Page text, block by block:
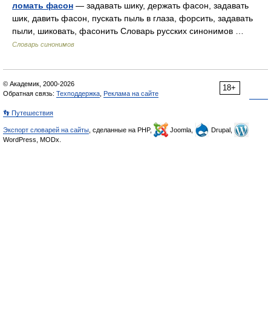
ломать фасон — задавать шику, держать фасон, задавать
шик, давить фасон, пускать пыль в глаза, форсить, задавать
пыли, шиковать, фасонить Словарь русских синонимов …
Словарь синонимов
18+
© Академик, 2000-2026
Обратная связь: Техподдержка Реклама на сайте
👣 Путешествия
Экспорт словарей на сайты , сделанные на PHP, Joomla,
Drupal,
WordPress, MODx.